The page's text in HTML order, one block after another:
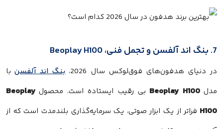
در دنیای هدفون‌های فوق‌لوکس سال 2026، بنگ اند آلفسنبا
مدلBeoplay H100بی رقیب ایستاده است. محصولBeoplay
H100فراتر از یک ابزار صوتی، یک سرمایه‌گذاری بلندمدت است که از